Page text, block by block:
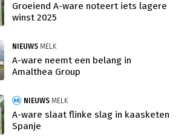
Groeiend A-ware noteert iets lagere
winst 2025
NIEUWS MELK
A-ware neemt een belang in
Amalthea Group
NIEUWS MELK
A-ware slaat flinke slag in kaasketen
Spanje